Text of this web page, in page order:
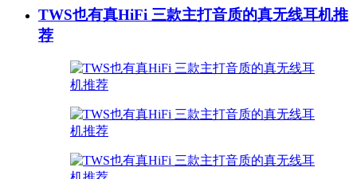
TWS也有真HiFi 三款主打音质的真无线耳机推
荐